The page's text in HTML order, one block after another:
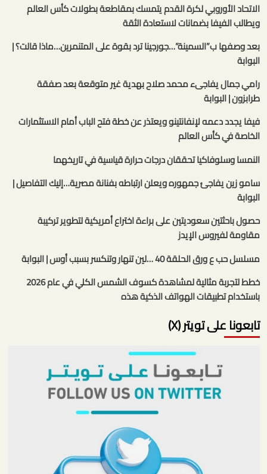
الاتحاد الأوروبي لكرة القدم يتمسك بمقاطعة بطولات كأس العالم
ويطالب الفيفا بضمانات لاستعادة الثقة
بعد وصفها ب”السمينة”…جورجينا ترد بقوة على المتنمرين…ماذا قالت؟ |
البوابة
رامي جمال يفاجىء محمد صلاح بهدية غير متوقعة بعد صفقة
طرابزون | البوابة
فيفا يجدد دعمه لإنفانتينو ويعتذر عن خطة فتح الباب أمام الاستثمارات
الخاصة في كأس العالم
النمسا وسلوفاكيا تحققان درجات حرارة قياسية في تاريخهما
سامو زين يفاجئ جمهوره ويعلن ارتباطه بفنانة مصرية…إليك التفاصيل |
البوابة
حصول باحثتين سعوديتين على براءة اختراع أمريكية لتطوير تركيبة
مقاومة لفيروس الإيدز
مسلسل حب ع ورق الحلقة 40 …لين تنهار وتنكسر بسبب أوس | البوابة
خطط لتجربة مثالية لمشاهدة كسوف الشمس الكلي في عام 2026
باستخدام تطبيقات الهواتف الذكية هذه
تابعونا على تويتر (X)